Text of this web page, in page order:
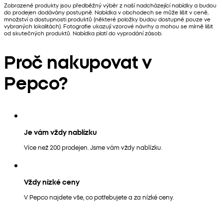
Zobrazené produkty jsou předběžný výběr z naší nadcházející nabídky a budou
do prodejen dodávány postupně. Nabídka v obchodech se může lišit v ceně,
množství a dostupnosti produktů (některé položky budou dostupné pouze ve
vybraných lokalitách). Fotografie ukazují vzorové návrhy a mohou se mírně lišit
od skutečných produktů. Nabídka platí do vyprodání zásob.
Proč nakupovat v
Pepco?
Je vám vždy nablízku
Více než 200 prodejen. Jsme vám vždy nablízku.
Vždy nízké ceny
V Pepco najdete vše, co potřebujete a za nízké ceny.